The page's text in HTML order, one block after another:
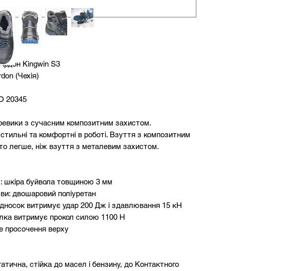
Kingwin S3
(Чехія)
20345
з сучасним композитним захистом.
та комфортні в роботі. Взуття з композитним
легше, ніж взуття з металевим захистом.
шкіра буйвола товщиною 3 мм
двошаровий поліуретан
витримує удар 200 Дж і здавлювання 15 кН
витримує прокол силою 1100 Н
просочення верху
стійка до масел і бензину, до Контактного